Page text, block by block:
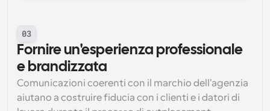
03
Fornire un'esperienza professionale
e brandizzata
Comunicazioni coerenti con il marchio dell'agenzia
aiutano a costruire fiducia con i clienti e i datori di